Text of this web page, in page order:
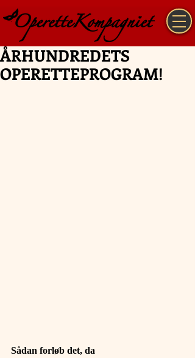
ÅRHUNDREDETS
OPERETTEPROGRAM!
Sådan forløb det, da